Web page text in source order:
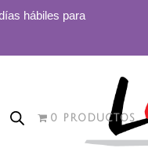
hábiles para
0 PRODUCTOS